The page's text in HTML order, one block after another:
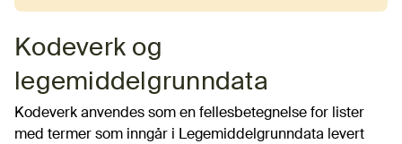
Kodeverk og
legemiddelgrunndata
Kodeverk anvendes som en fellesbetegnelse for lister
med termer som inngår i Legemiddelgrunndata levert